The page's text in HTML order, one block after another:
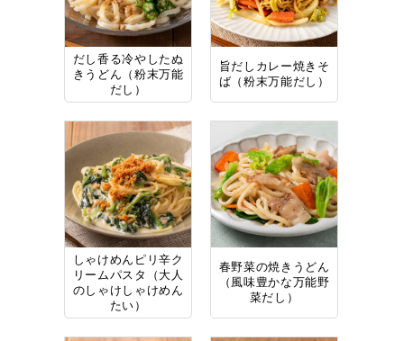
だし香る冷やしたぬ
きうどん（粉末万能
だし）
旨だしカレー焼きそ
ば（粉末万能だし）
しゃけめんピリ辛ク
リームパスタ（大人
のしゃけしゃけめん
たい）
春野菜の焼きうどん
（風味豊かな万能野
菜だし）